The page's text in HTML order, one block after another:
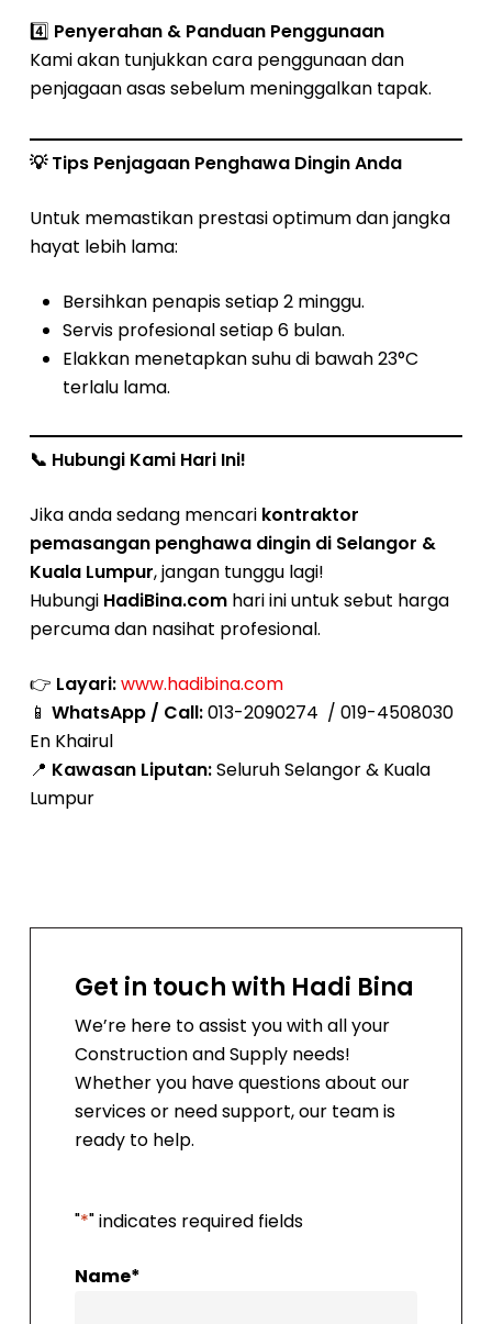
4️⃣ Penyerahan & Panduan Penggunaan
Kami akan tunjukkan cara penggunaan dan
penjagaan asas sebelum meninggalkan tapak.
💡Tips Penjagaan Penghawa Dingin Anda
Untuk memastikan prestasi optimum dan jangka
hayat lebih lama:
Bersihkan penapis setiap 2 minggu.
Servis profesional setiap 6 bulan.
Elakkan menetapkan suhu di bawah 23°C
terlalu lama.
📞 Hubungi Kami Hari Ini!
Jika anda sedang mencari kontraktor
pemasangan penghawa dingin di Selangor &
Kuala Lumpur, jangan tunggu lagi!
Hubungi HadiBina.comhari ini untuk sebut harga
percuma dan nasihat profesional.
👉 Layari:www.hadibina.com
📱 WhatsApp / Call:013-2090274 / 019-4508030
En Khairul
📍 Kawasan Liputan:Seluruh Selangor & Kuala
Lumpur
Get in touch with Hadi Bina
We’re here to assist you with all your
Construction and Supply needs!
Whether you have questions about our
services or need support, our team is
ready to help.
"*" indicates required fields
Name*